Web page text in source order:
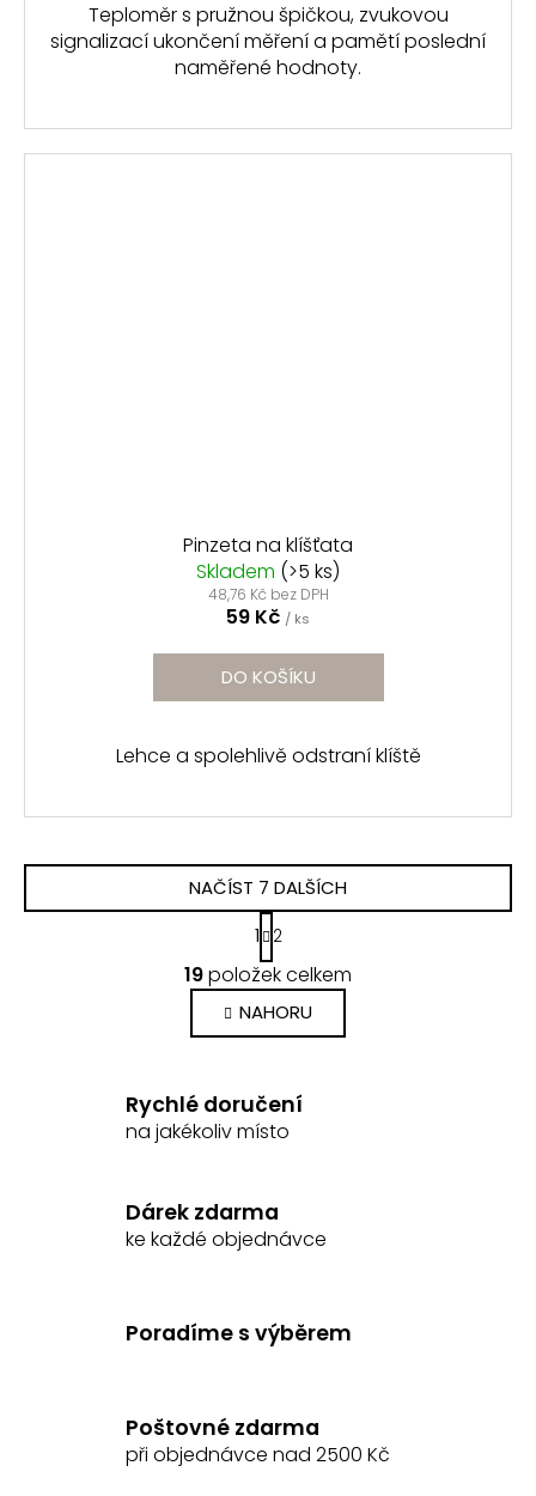
Teploměr s pružnou špičkou, zvukovou
signalizací ukončení měření a pamětí poslední
naměřené hodnoty.
Pinzeta na klíšťata
Skladem (>5 ks)
48,76 Kč bez DPH
59 Kč / ks
DO KOŠÍKU
Lehce a spolehlivě odstraní klíště
O
v
l
á
a
c
í
r
v
k
ý
p
u
NAČÍST 7 DALŠÍCH
S
t
r
á
n
k
á
n
1 2
19položek celkem
NAHORU
Rychlé doručení
na jakékoliv místo
Dárek zdarma
ke každé objednávce
Poradíme s výběrem
Poštovné zdarma
při objednávce nad 2500 Kč